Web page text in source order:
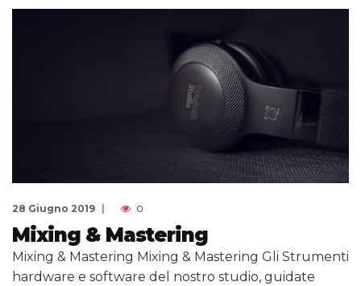
28 Giugno 2019 0
Mixing & Mastering
Mixing & Mastering Mixing & Mastering Gli Strumenti
hardware e software del nostro studio, guidate